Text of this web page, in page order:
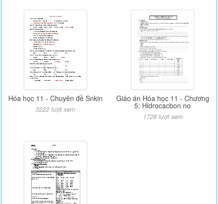
Hóa học 11 - Chuyên đề Snkin
3222 lượt xem
Giáo án Hóa học 11 - Chương
5: Hidrocacbon no
1728 lượt xem